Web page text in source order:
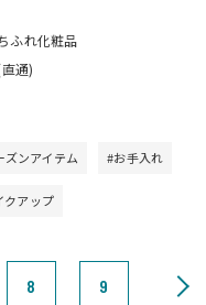
ふれ化粧品
通)
ズンアイテム #お手入れ
クアップ
8 9